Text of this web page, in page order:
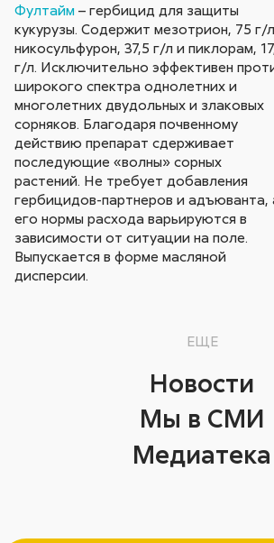
Фултайм – гербицид для защиты
кукурузы. Содержит мезотрион, 75 г/
никосульфурон, 37,5 г/л и пиклорам,
г/л. Исключительно эффективен
широкого спектра однолетних и
многолетних двудольных и злаковых
сорняков. Благодаря почвенному
действию препарат сдерживает
последующие «волны» сорных
растений. Не требует добавления
гербицидов-партнеров и адъюванта,
его нормы расхода варьируются в
зависимости от ситуации на поле.
Выпускается в форме масляной
дисперсии.
ЕЩЕ
Новости
Мы в СМИ
Медиатека